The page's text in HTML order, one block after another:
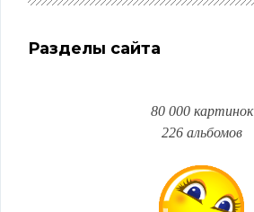
Разделы сайта
80 000 картинок
226 альбомов